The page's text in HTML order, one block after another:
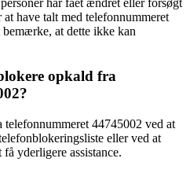
har fået ændret eller forsøgt
have talt med telefonnummeret
at dette ikke kan
opkald fra
44745002 ved at
eller ved at
yderligere assistance.